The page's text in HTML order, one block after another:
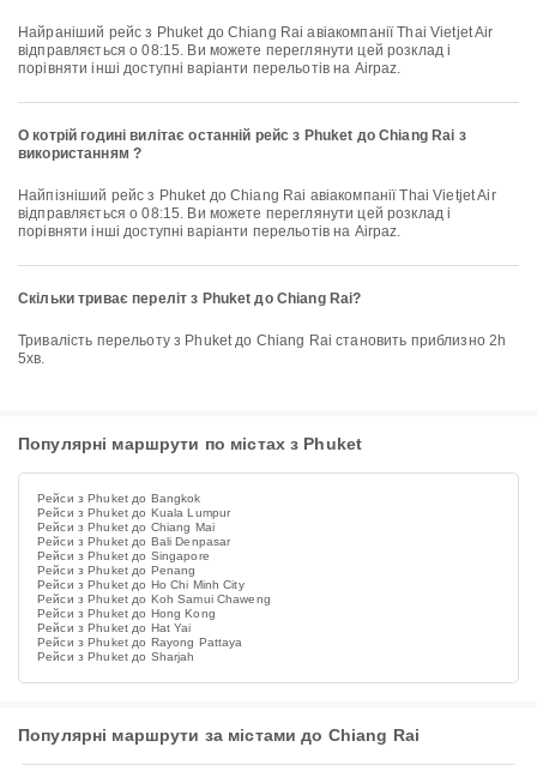
Найраніший рейс з Phuket до Chiang Rai авіакомпанії Thai Vietjet Air
відправляється о 08:15. Ви можете переглянути цей розклад і
порівняти інші доступні варіанти перельотів на Airpaz.
О котрій годині вилітає останній рейс з Phuket до Chiang Rai з
використанням ?
Найпізніший рейс з Phuket до Chiang Rai авіакомпанії Thai Vietjet Air
відправляється о 08:15. Ви можете переглянути цей розклад і
порівняти інші доступні варіанти перельотів на Airpaz.
Скільки триває переліт з Phuket до Chiang Rai?
Тривалість перельоту з Phuket до Chiang Rai становить приблизно 2h
5хв.
Популярні маршрути по містах з Phuket
Рейси з Phuket до Bangkok
Рейси з Phuket до Kuala Lumpur
Рейси з Phuket до Chiang Mai
Рейси з Phuket до Bali Denpasar
Рейси з Phuket до Singapore
Рейси з Phuket до Penang
Рейси з Phuket до Ho Chi Minh City
Рейси з Phuket до Koh Samui Chaweng
Рейси з Phuket до Hong Kong
Рейси з Phuket до Hat Yai
Рейси з Phuket до Rayong Pattaya
Рейси з Phuket до Sharjah
Популярні маршрути за містами до Chiang Rai